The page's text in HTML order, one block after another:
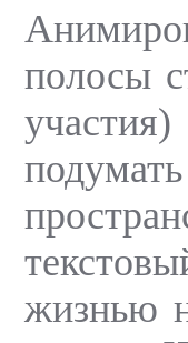
полосы
жизнью